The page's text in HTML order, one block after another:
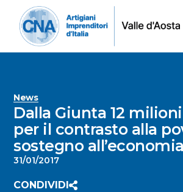
News
Dalla Giunta 12
per il contrasto alla
sostegno
31/01/2017
CONDIVIDI